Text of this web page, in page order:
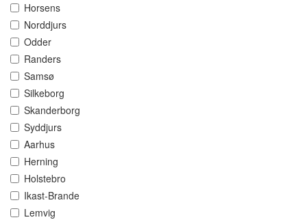
Horsens
Norddjurs
Odder
Randers
Samsø
Silkeborg
Skanderborg
Syddjurs
Aarhus
Herning
Holstebro
Ikast-Brande
Lemvig